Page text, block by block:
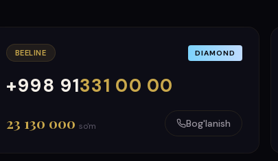
BEELINE DIAMOND
+998 91331 00 00
000
999
23 130 000 so'm Bog'lanish